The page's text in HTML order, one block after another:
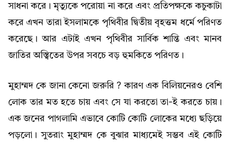
সাধনা করে। মৃত্যুকে পরোয়া না করে এবং প্রতিপক্ষকে কচুকাটা
করে এখন তারা ইসলামকে পৃথিবীর দ্বিতীয় বৃহত্তম ধর্মে পরিণত
করেছে। আর এটাই এখন পৃথিবীর সার্বিক শান্তি এবং মানব
জাতির অস্ত্বিতের উপর সবচে বড় হুমকিতে পরিণত।
মুহাম্মদ কে জানা কেনো জরুরি ? কারণ এক বিলিয়নেরও বেশি
লোক তার মত হতে চায় এবং সে যা করতো তা-ই করতে চায়।
এক জনের পাগলামি এভাবে কোটি কোটি লোকের মধ্যে ছড়িয়ে
পড়লো। সুতরাং মুহাম্মদ কে বুঝার মাধ্যমেই সম্ভব এই কোটি